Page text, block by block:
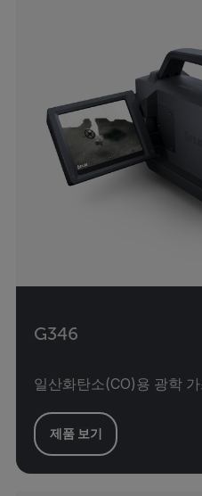
G346
일산화탄소(CO)용 광학
제품 보기